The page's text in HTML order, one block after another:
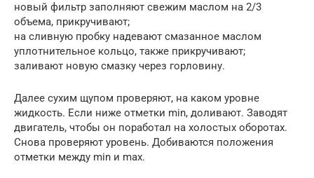
новый фильтр заполняют свежим маслом на 2/3
объема, прикручивают;
на сливную пробку надевают смазанное маслом
уплотнительное кольцо, также прикручивают;
заливают новую смазку через горловину.
Далее сухим щупом проверяют, на каком уровне
жидкость. Если ниже отметки min, доливают. Заводят
двигатель, чтобы он поработал на холостых оборотах.
Снова проверяют уровень. Добиваются положения
отметки между min и max.